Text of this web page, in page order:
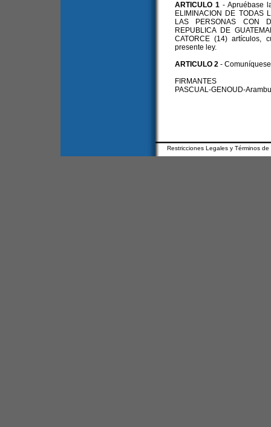
ARTICULO 1- Apruébase
ELIMINACION DE TODAS
LAS PERSONAS CON
REPUBLICA DE
CATORCE (14) artículos,
presente ley.
ARTICULO 2-
FIRMANTES
PASCUAL-GENOUD-
Restricciones Legales y Términos de